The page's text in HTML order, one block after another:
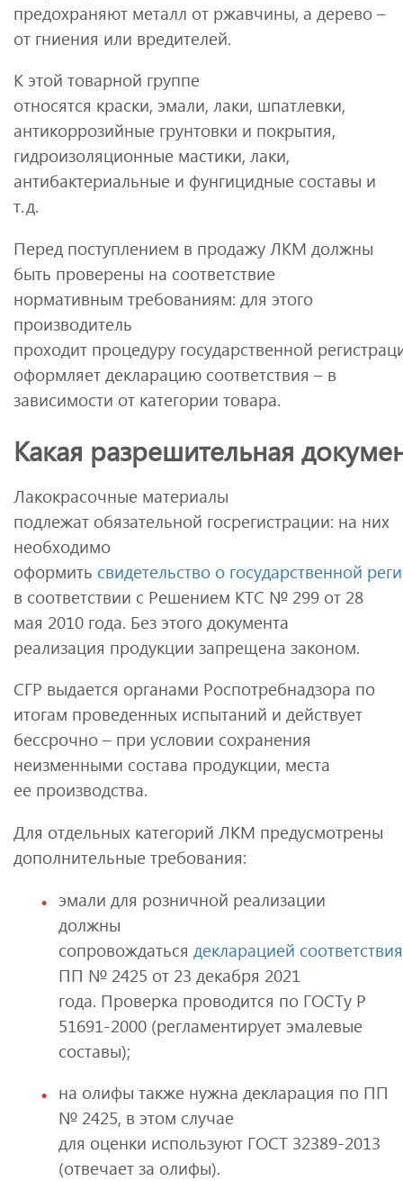
предохраняют металл от ржавчины, а дерево –
от гниения или вредителей.
К этой товарной группе
относятся краски, эмали, лаки, шпатлевки,
антикоррозийные грунтовки и покрытия,
гидроизоляционные мастики, лаки,
антибактериальные и фунгицидные составы и
т. д.
Перед поступлением в продажу ЛКМ должны
быть проверены на соответствие
нормативным требованиям: для этого
производитель
проходит процедуру государственной
оформляет декларацию соответствия – в
зависимости от категории товара.
Какая разрешительная
Лакокрасочные материалы
подлежат обязательной госрегистрации: на них
необходимо
оформить свидетельство о государственной
в соответствии с Решением КТС № 299 от 28
мая 2010 года. Без этого документа
реализация продукции запрещена законом.
СГР выдается органами Роспотребнадзора по
итогам проведенных испытаний и действует
бессрочно – при условии сохранения
неизменными состава продукции, места
ее производства.
Для отдельных категорий ЛКМ предусмотрены
дополнительные требования:
эмали для розничной реализации
должны
сопровождаться декларацией соответствия
ПП № 2425 от 23 декабря 2021
года. Проверка проводится по ГОСТу Р
51691-2000 (регламентирует эмалевые
составы);
на олифы также нужна декларация по ПП
№ 2425, в этом случае
для оценки используют ГОСТ 32389‑2013
(отвечает за олифы).